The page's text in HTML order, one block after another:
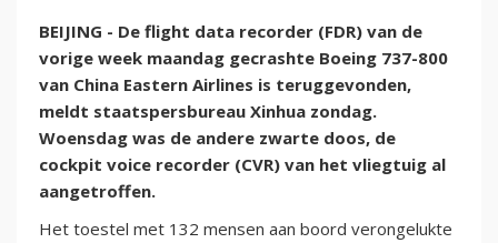
BEIJING - De flight data recorder (FDR) van de
vorige week maandag gecrashte Boeing 737-800
van China Eastern Airlines is teruggevonden,
meldt staatspersbureau Xinhua zondag.
Woensdag was de andere zwarte doos, de
cockpit voice recorder (CVR) van het vliegtuig al
aangetroffen.
Het toestel met 132 mensen aan boord verongelukte